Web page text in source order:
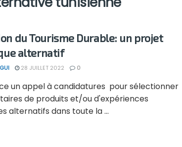
du Tourisme Durable: un projet
alternatif
28 JUILLET 2022 0
un appel à candidatures pour sélectionner
de produits et/ou d'expériences
alternatifs dans toute la ...